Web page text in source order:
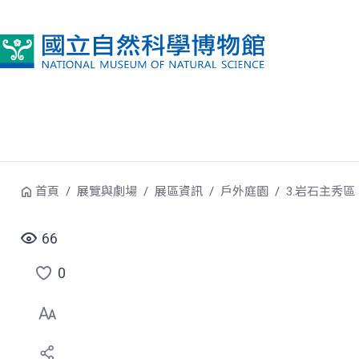
首頁 展覽與劇場 展區資訊 戶外庭園 3.岩石主秀區
66
點
選
喜
0